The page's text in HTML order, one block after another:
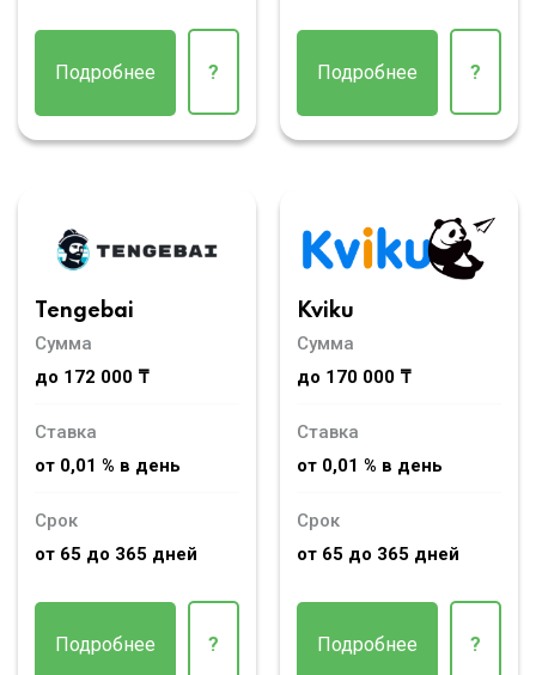
Подробнее ? Подробнее ?
Tengebai
Сумма
до 172 000 ₸
Ставка
от 0,01 % в день
Срок
от 65 до 365 дней
Подробнее ?
Kviku
Сумма
до 170 000 ₸
Ставка
от 0,01 % в день
Срок
от 65 до 365 дней
Подробнее ?